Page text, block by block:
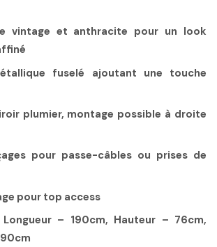
vintage et anthracite pour un look
fuselé ajoutant une touche
plumier, montage possible à droite
pour passe-câbles ou prises de
pour top access
Longueur – 190cm, Hauteur – 76cm,